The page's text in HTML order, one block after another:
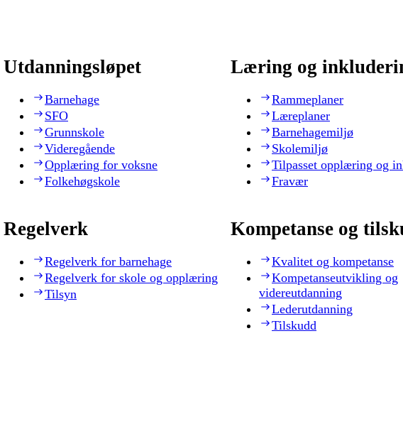
Utdanningsløpet
Barnehage
SFO
Grunnskole
Videregående
Opplæring for voksne
Folkehøgskole
Læring og
Rammeplaner
Læreplaner
Barnehagemiljø
Skolemiljø
Tilpasset opplæring og
Fravær
Regelverk
Regelverk for barnehage
Regelverk for skole og opplæring
Tilsyn
Kompetanse og
Kvalitet og kompetanse
Kompetanseutvikling og
videreutdanning
Lederutdanning
Tilskudd